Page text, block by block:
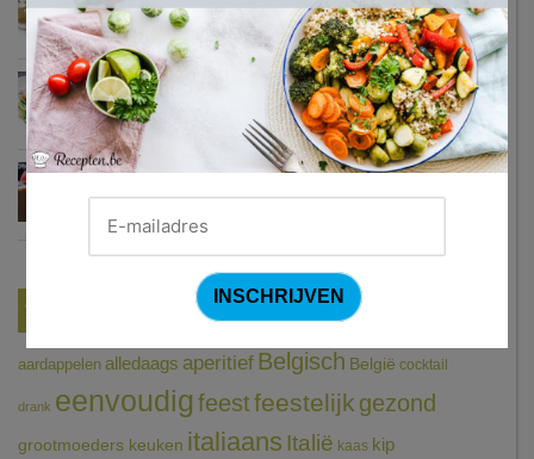
Courgetti met paprikasaus en halloumi (Sandra Bekkari)
Chocomousse met fruitbier
Tags
aardappelen alledaags aperitief Belgisch België cocktail
drank eenvoudigfeestfeestelijk gezond
grootmoeders keuken italiaans Italië kaas kip